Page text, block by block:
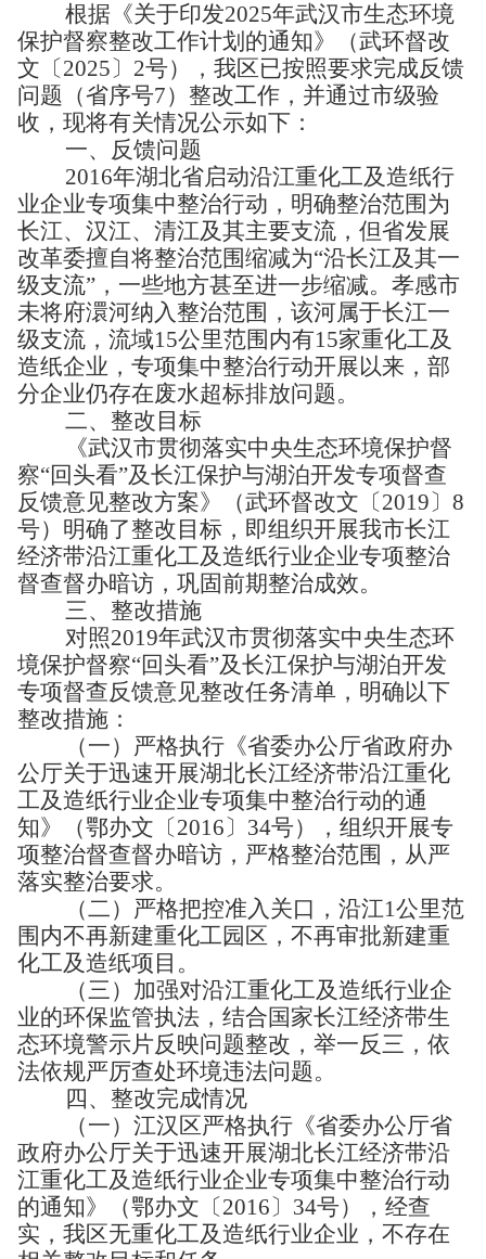
根据《关于印发2025年武汉市生态环境
保护督察整改工作计划的通知》
（武环督改
文〔2025〕 2号）
，我区已按照要求完成反馈
问题 （省序号7）整改工作 ， 并通过市级验
收，现将有关情况公示如下：
一、 反馈问题
2016年湖北省启动沿江重化工及造纸行
业企业专项集中整治行动，明确整治范围为
长江、汉江、清江及其主要支流，但省发展
改革委擅自将整治范围缩减为“沿长江及其一
级支流”，一些地方甚至进一步缩减。孝感市
未将府澴河纳入整治范围，该河属于长江一
级支流，流域15公里范围内有15家重化工及
造纸企业，专项集中整治行动开展以来，部
分企业仍存在废水超标排放问题。
二、 整改目标
《武汉市贯彻落实中央生态环境保护督
察“回头看”及长江保护与湖泊开发专项督查
反馈意见整改方案》
（武环督改文〔2019〕 8
号） 明确了整改目标，即组织开展我市长江
经济带沿江重化工及造纸行业企业专项整治
督查督办暗访，巩固前期整治成效。
三、 整改措施
对照2019年武汉市贯彻落实中央生态环
境保护督察“回头看”及长江保护与湖泊开发
专项督查反馈意见整改任务清单，明确以下
整改措施：
（一）严格执行《省委办公厅省政府办
公厅关于迅速开展湖北长江经济带沿江重化
工及造纸行业企业专项集中整治行动的通
知》（鄂办文〔2016〕 34号），组织开展专
项整治督查督办暗访，严格整治范围，从严
落实整治要求。
（二）严格把控准入关口，沿江1公里范
围内不再新建重化工园区，不再审批新建重
化工及造纸项目。
（三）加强对沿江重化工及造纸行业企
业的环保监管执法，结合国家长江经济带生
态环境警示片反映问题整改，举一反三，依
法依规严厉查处环境违法问题。
四、 整改完成情况
（一）江汉区严格执行 《省委办公厅省
政府办公厅关于迅速开展湖北长江经济带沿
江重化工及造纸行业企业专项集中整治行动
的通知》（鄂办文〔2016〕 34号），经查
实，我区无重化工及造纸行业企业，不存在